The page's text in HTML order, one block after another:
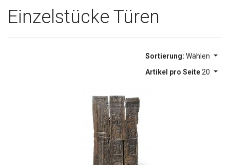
Einzelstücke Türen
Sortierung: Wählen
Artikel pro Seite20